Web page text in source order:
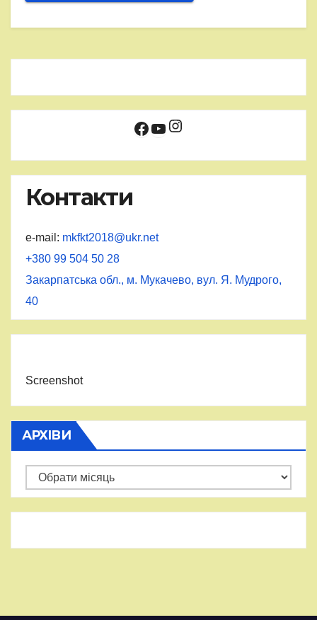
Facebook
YouTube
Instagram
Контакти
e-mail: mkfkt2018@ukr.net
+380 99 504 50 28
Закарпатська обл., м. Мукачево, вул. Я. Мудрого,
40
Screenshot
АРХІВИ
Архіви